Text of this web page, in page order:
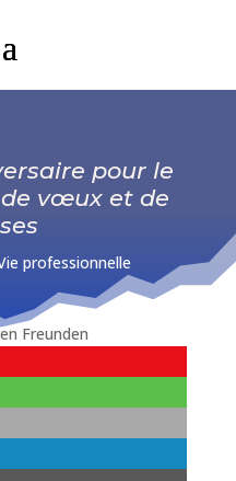
pour le
vœux et de
professionnelle
Freunden